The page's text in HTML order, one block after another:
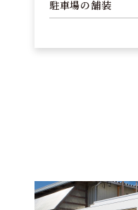
駐車場の舗装